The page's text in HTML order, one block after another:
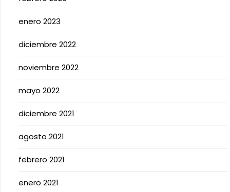
enero 2023
diciembre 2022
noviembre 2022
mayo 2022
diciembre 2021
agosto 2021
febrero 2021
enero 2021